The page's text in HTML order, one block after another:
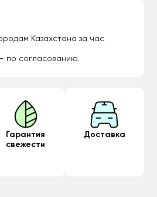
Казахстана за час
по согласованию.
Гарантия
свежести
Доставка